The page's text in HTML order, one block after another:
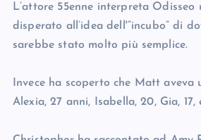
L’attore 55enne interpreta
disperato all’idea dell'”incubo” di
sarebbe stato molto più semplice.
Invece ha scoperto che Matt
Alexia, 27 anni, Isabella, 20, Gia,